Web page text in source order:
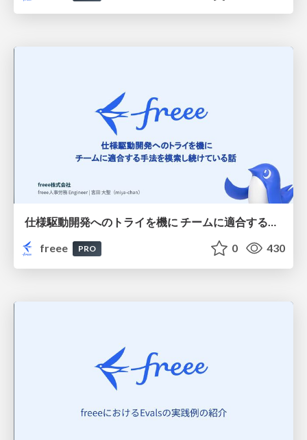
仕様駆動開発へのトライを機に チームに適合する手法を模索し続けている話
freee
PRO 0 430